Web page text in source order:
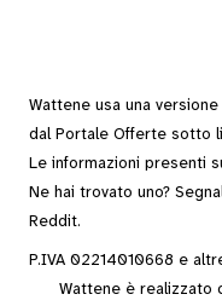
Wattene usa una
dal Portale Offerte sotto
Le informazioni presenti
Ne hai trovato uno?
Reddit.
P.IVA 02214010668 e
Wattene è realizzato